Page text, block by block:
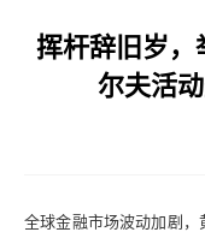
挥杆辞旧岁，
尔夫活
全球金融市场波动加剧